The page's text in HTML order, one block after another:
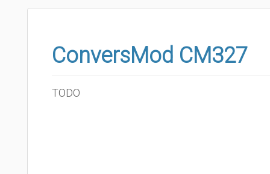
ConversMod CM327
TODO